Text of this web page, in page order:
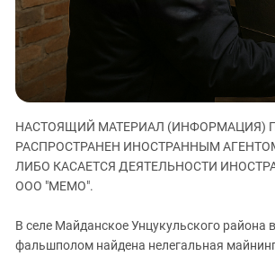
ЗАСТАВЛЯЕТ
КАВКАЗ ЗА
ИНАКОМЫСЛИЕ
МОБИЛИЗАЦИЯ
Дагестан
Ингушетия
Калмыкия
Карачаево-Черкесия
Краснодарский край
Нагорный Карабах
Ростовская область
НАСТОЯЩИЙ МАТЕРИАЛ (ИНФОРМАЦИЯ)
РАСПРОСТРАНЕН ИНОСТРАННЫМ
ЛИБО КАСАЕТСЯ ДЕЯТЕЛЬНОСТИ
ООО "МЕМО".
В селе Майданское Унцукульского района
фальшполом найдена нелегальная